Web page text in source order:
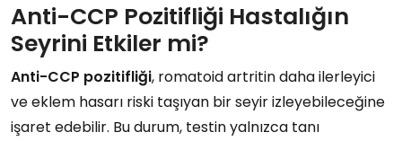
Anti-CCP Pozitifliği Hastalığın
Seyrini Etkiler mi?
Anti-CCP pozitifliği, romatoid artritin daha ilerleyici
ve eklem hasarı riski taşıyan bir seyir izleyebileceğine
işaret edebilir. Bu durum, testin yalnızca tanı